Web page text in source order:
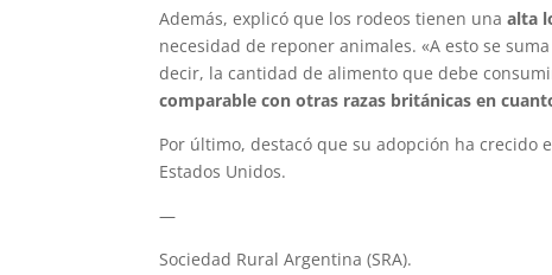
Además, explicó que los rodeos tienen unaalta
necesidad de reponer animales. «A esto se
decir, la cantidad de alimento que debe
comparable con otras razas británicas en
Por último, destacó que su adopción ha crecido
Estados Unidos.
—
Sociedad Rural Argentina (SRA).